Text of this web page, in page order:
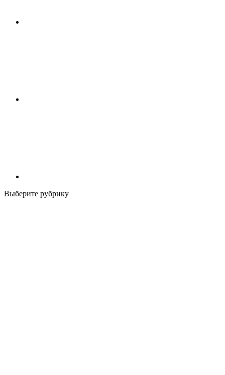
Выберите рубрику